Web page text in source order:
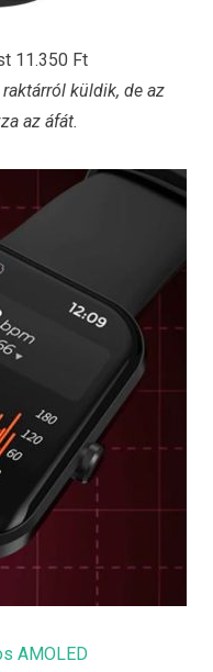
11.350 Ft
küldik, de az
az áfát.
AMOLED